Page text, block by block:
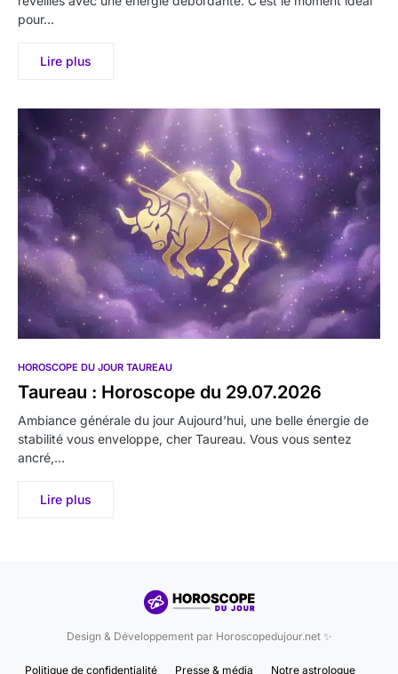
pour…
Lire plus
HOROSCOPE DU JOUR TAUREAU
Taureau : Horoscope du 29.07.2026
Ambiance générale du jour Aujourd’hui, une belle énergie de
stabilité vous enveloppe, cher Taureau. Vous vous sentez
ancré,…
Lire plus
Design & Développement par Horoscopedujour.net ✨
Politique de confidentialité Presse & média Notre astrologue